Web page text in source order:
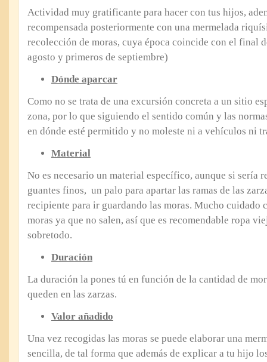
Actividad muy gratificante para hacer con tus hijos,
recompensada posteriormente con una mermelada
recolección de moras, cuya época coincide con el final
agosto y primeros de septiembre)
Dónde aparcar
Como no se trata de una excursión concreta a un sitio
zona, por lo que siguiendo el sentido común y las
en dónde esté permitido y no moleste ni a vehículos ni
Material
No es necesario un material específico, aunque si sería
guantes finos, un palo para apartar las ramas de las
recipiente para ir guardando las moras. Mucho cuidado
moras ya que no salen, así que es recomendable ropa
sobretodo.
Duración
La duración la pones tú en función de la cantidad de
queden en las zarzas.
Valor añadido
Una vez recogidas las moras se puede elaborar una
sencilla, de tal forma que además de explicar a tu hijo